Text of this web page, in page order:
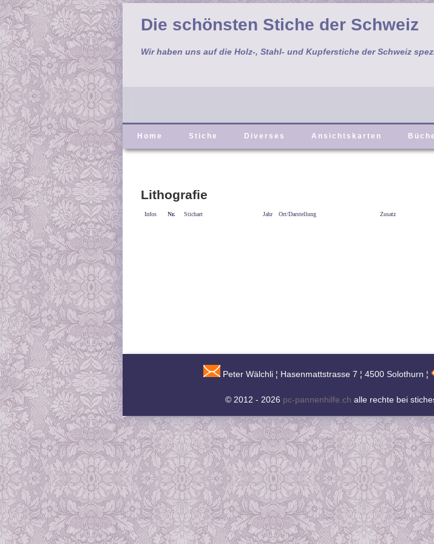
Die schönsten Stiche der Schweiz
Wir haben uns auf die Holz-, Stahl- und Kupferstiche der Schweiz
Home Stiche Diverses Ansichtskarten
Lithografie
Infos Nr. Stichart Jahr Ort/Darstellung Zusatz
Peter Wälchli ¦ Hasenmattstrasse 7 ¦ 4500 Solothurn ¦
© 2012 - 2026 pc-pannenhilfe.ch alle rechte bei